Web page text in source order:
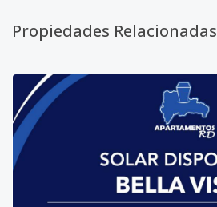
Propiedades Relacionadas